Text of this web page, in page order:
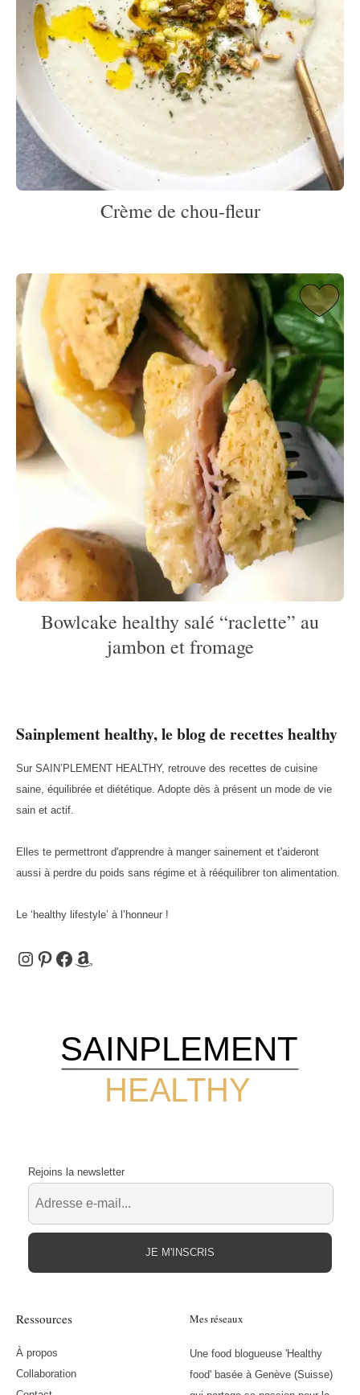
Crème de chou-fleur
Bowlcake healthy salé “raclette” au
jambon et fromage
Sainplement healthy, le blog de recettes healthy
Sur SAIN’PLEMENT HEALTHY, retrouve des recettes de cuisine
saine, équilibrée et diététique. Adopte dès à présent un mode de vie
sain et actif.
Elles te permettront d'apprendre à manger sainement et t'aideront
aussi à perdre du poids sans régime et à rééquilibrer ton alimentation.
Le ‘healthy lifestyle’ à l’honneur !
Instagram
Pinterest
Facebook
Amazon
HEALTHY
SAINPLEMENT
Ressources
À propos
Collaboration
Mes réseaux
Une food blogueuse 'Healthy
food' basée à Genève (Suisse)
Rejoins la newsletter
JE M'INSCRIS